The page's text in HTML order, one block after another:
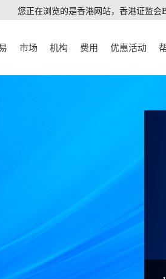
您正在浏览的是香港网站，香港证监会
市场 机构 费用 优惠活动